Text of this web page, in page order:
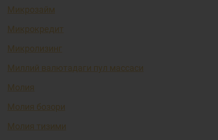
Микрозайм
Микрокредит
Микролизинг
Миллий валютадаги пул массаси
Молия
Молия бозори
Молия тизими